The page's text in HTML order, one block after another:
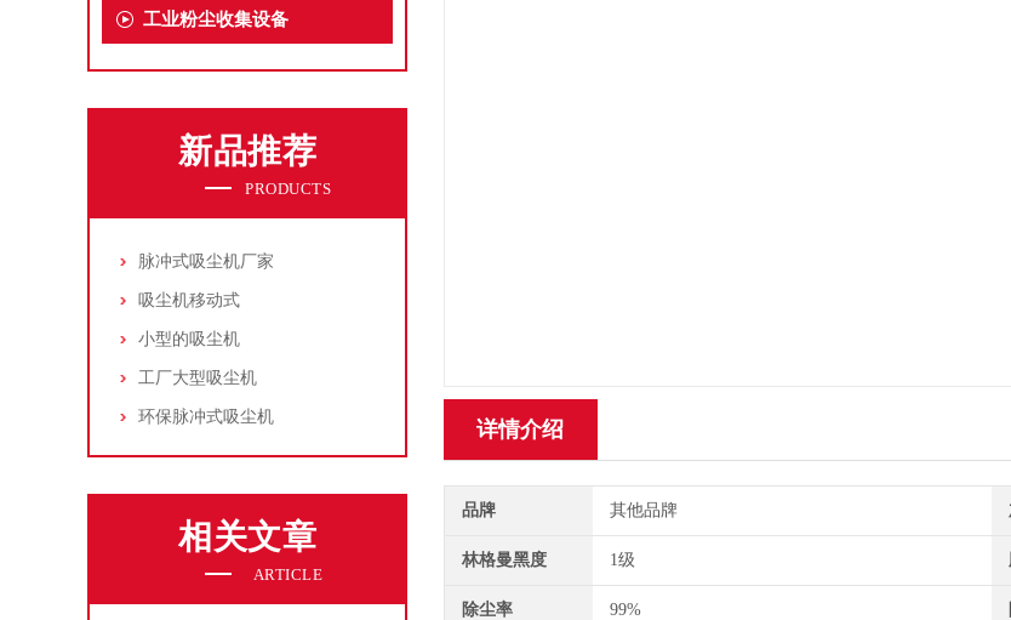
工业粉尘收集设备
新品推荐
PRODUCTS
脉冲式吸尘机厂家
吸尘机移动式
小型的吸尘机
工厂大型吸尘机
环保脉冲式吸尘机
相关文章
ARTICLE
详情介绍
品牌 其他品牌
林格曼黑度 1级
除尘率 99%